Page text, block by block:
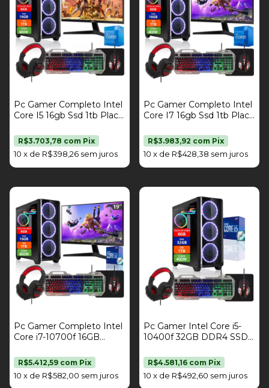
Pc Gamer Completo Intel
Core I5 16gb Ssd 1tb Placa
Gamer Monitor 21,5" Fonte
400W Strong Tech
10 x de R$398,26 sem juros
R$3.703,78 com Pix
Pc Gamer Completo Intel
Core I7 16gb Ssd 1tb Placa
Gamer Monitor 19" Fonte
400W Strong Tech
10 x de R$428,38 sem juros
R$3.983,92 com Pix
Pc Gamer Completo Intel
Core i7-10700f 16GB
RX 580 8GB Fonte 400w
Monitor 19" Kit Gamer
Strong Tech
10 x de R$582,00 sem juros
R$5.412,59 com Pix
Pc Gamer Intel Core i5-
10400f 32GB DDR4 SSD
Fonte 400W Kit Gamer
Strong Tech
10 x de R$492,60 sem juros
R$4.581,16 com Pix